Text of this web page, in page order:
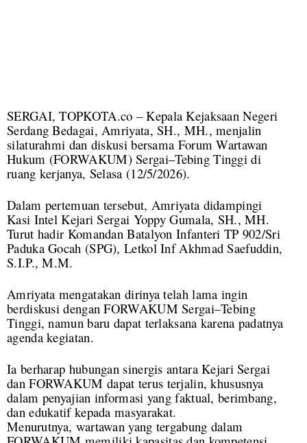
SERGAI, TOPKOTA.co – Kepala Kejaksaan Negeri
Serdang Bedagai, Amriyata, SH., MH., menjalin
silaturahmi dan diskusi bersama Forum Wartawan
Hukum (FORWAKUM) Sergai–Tebing Tinggi di
ruang kerjanya, Selasa (12/5/2026).
Dalam pertemuan tersebut, Amriyata didampingi
Kasi Intel Kejari Sergai Yoppy Gumala, SH., MH.
Turut hadir Komandan Batalyon Infanteri TP 902/Sri
Paduka Gocah (SPG), Letkol Inf Akhmad Saefuddin,
S.I.P., M.M.
Amriyata mengatakan dirinya telah lama ingin
berdiskusi dengan FORWAKUM Sergai–Tebing
Tinggi, namun baru dapat terlaksana karena padatnya
agenda kegiatan.
Ia berharap hubungan sinergis antara Kejari Sergai
dan FORWAKUM dapat terus terjalin, khususnya
dalam penyajian informasi yang faktual, berimbang,
dan edukatif kepada masyarakat.
Menurutnya, wartawan yang tergabung dalam